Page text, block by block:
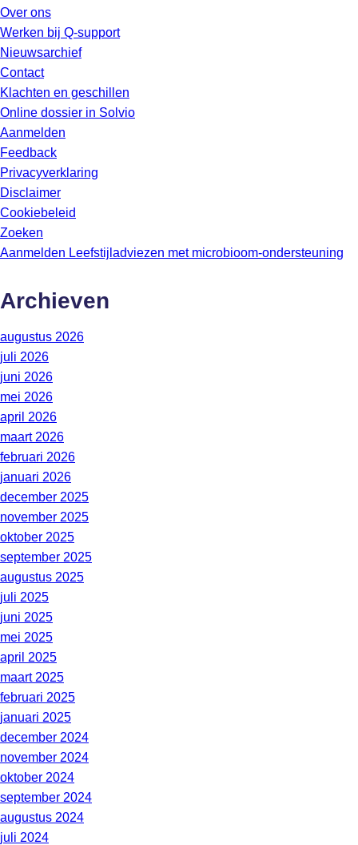
Over ons
Werken bij Q-support
Nieuwsarchief
Contact
Klachten en geschillen
Online dossier in Solvio
Aanmelden
Feedback
Privacyverklaring
Disclaimer
Cookiebeleid
Zoeken
Aanmelden Leefstijladviezen met microbioom-ondersteuning
Archieven
augustus 2026
juli 2026
juni 2026
mei 2026
april 2026
maart 2026
februari 2026
januari 2026
december 2025
november 2025
oktober 2025
september 2025
augustus 2025
juli 2025
juni 2025
mei 2025
april 2025
maart 2025
februari 2025
januari 2025
december 2024
november 2024
oktober 2024
september 2024
augustus 2024
juli 2024